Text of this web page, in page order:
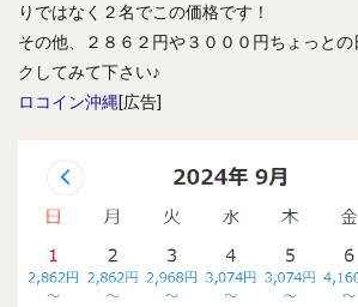
りではなく２名でこの価格です！
その他、２８６２円や３０００円ちょっと
クしてみて下さい♪
ロコイン沖縄[広告]